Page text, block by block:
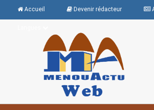
Accueil Devenir rédacteur